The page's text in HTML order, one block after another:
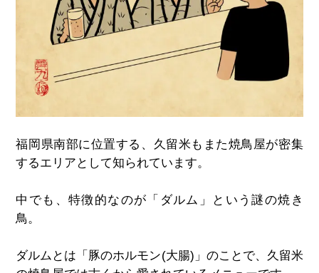
福岡県南部に位置する、久留米もまた焼鳥屋が密集
するエリアとして知られています。
中でも、特徴的なのが「ダルム」という謎の焼き
鳥。
ダルムとは「豚のホルモン(大腸) 」のことで、久留米